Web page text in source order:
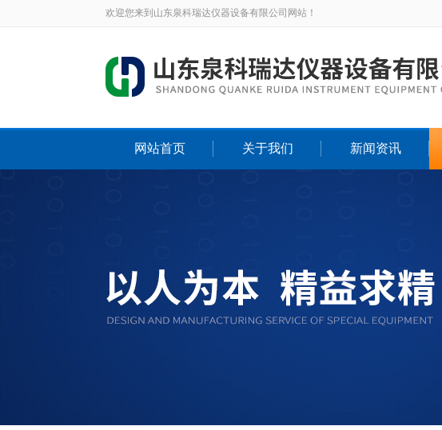
欢迎您来到山东泉科瑞达仪器设备有限公司网站！
网站首页 关于我们 新闻资讯